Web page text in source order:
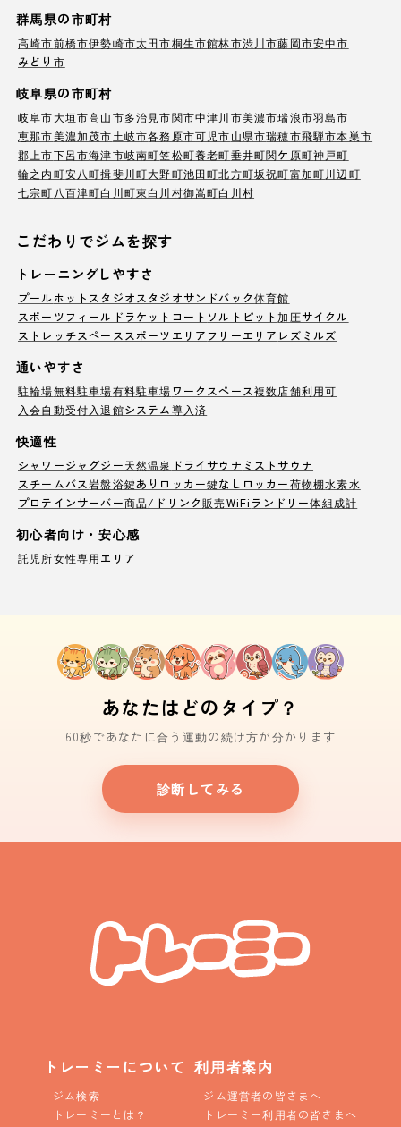
群馬県の市町村
高崎市前橋市伊勢崎市太田市桐生市館林市渋川市藤岡市安中市
みどり市
岐阜県の市町村
岐阜市大垣市高山市多治見市関市中津川市美濃市瑞浪市羽島市
恵那市美濃加茂市土岐市各務原市可児市山県市瑞穂市飛騨市本巣市
郡上市下呂市海津市岐南町笠松町養老町垂井町関ケ原町神戸町
輪之内町安八町揖斐川町大野町池田町北方町坂祝町富加町川辺町
七宗町 八百津町白川町東白川村御嵩町白川村
こだわりでジムを探す
トレーニングしやすさ
プールホットスタジオ スタジオサンドバック体育館
スポーツフィールド ラケットコート ソルトピット加圧サイクル
ストレッチスペース スポーツエリア フリーエリア レズミルズ
通いやすさ
駐輪場無料駐車場有料駐車場ワークスペース複数店舗利用可
入会自動受付 入退館システム導入済
快適性
シャワージャグジー天然温泉 ドライサウナ ミストサウナ
スチームバス岩盤浴鍵ありロッカー鍵なしロッカー荷物棚水素水
プロテインサーバー商品/ドリンク販売WiFi ランドリー体組成計
初心者向け・安心感
託児所女性専用エリア
あなたはどのタイプ？
60秒であなたに合う運動の続け方が分かります
診断してみる
トレーミーについて
ジム検索
トレーミーとは？
利用者案内
ジム運営者の皆さまへ
トレーミー利用者の皆さまへ